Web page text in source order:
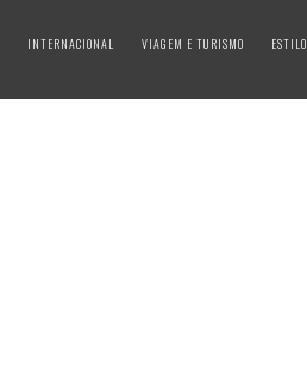
INTERNACIONAL VIAGEM E TURISMO ESTILO